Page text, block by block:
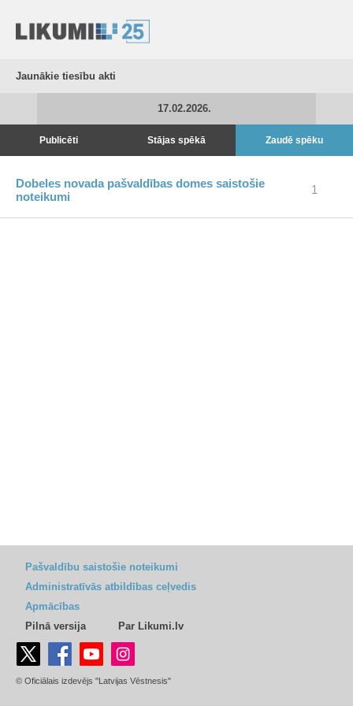
Jaunākie tiesību akti
17.02.2026.
Publicēti Stājas spēkā Zaudē spēku
Dobeles novada pašvaldības domes saistošie
noteikumi
1
Pašvaldību saistošie noteikumi
Administratīvās atbildības ceļvedis
Apmācības
Pilnā versija
Par Likumi.lv
© Oficiālais izdevējs "Latvijas Vēstnesis"